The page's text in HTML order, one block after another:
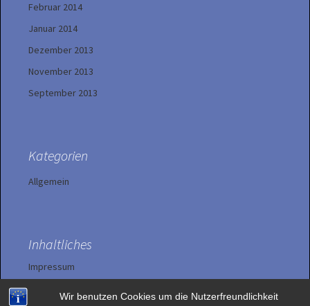
Wir benutzen Cookies um die Nutzerfreundlichkeit
Februar 2014
Januar 2014
Dezember 2013
November 2013
September 2013
Kategorien
Allgemein
Inhaltliches
Impressum
Datenschutzerklärung